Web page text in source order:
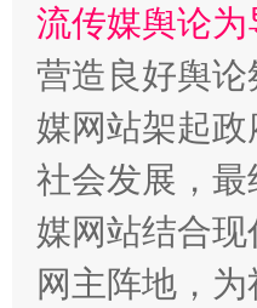
在谋一域中谋
流传媒舆论为
营造良好舆
媒网站架起
社会发展，
媒网站结合
网主阵地，